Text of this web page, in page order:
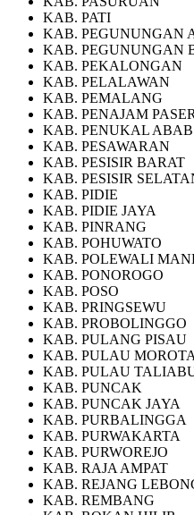
KAB. PATI
KAB. PEGUNUNGAN
KAB. PEGUNUNGAN
KAB. PEKALONGAN
KAB. PELALAWAN
KAB. PEMALANG
KAB. PENAJAM
KAB. PENUKAL
KAB. PESAWARAN
KAB. PESISIR BARAT
KAB. PESISIR
KAB. PIDIE
KAB. PIDIE JAYA
KAB. PINRANG
KAB. POHUWATO
KAB. POLEWALI
KAB. PONOROGO
KAB. POSO
KAB. PRINGSEWU
KAB. PROBOLINGGO
KAB. PULANG PISAU
KAB. PULAU
KAB. PULAU
KAB. PUNCAK
KAB. PUNCAK JAYA
KAB. PURBALINGGA
KAB. PURWAKARTA
KAB. PURWOREJO
KAB. RAJA AMPAT
KAB. REJANG
KAB. REMBANG